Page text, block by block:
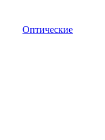
Оптические